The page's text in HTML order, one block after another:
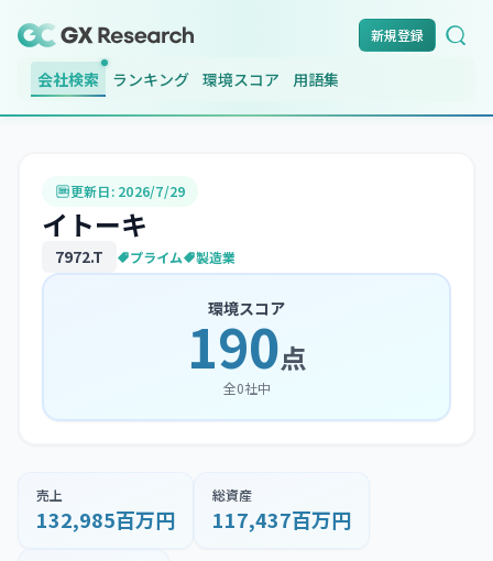
新規登録
会社検索 ランキング 環境スコア 用語集
更新日: 2026/7/29
イトーキ
7972.T プライム 製造業
環境スコア
190点
全0社中
売上
132,985百万円
総資産
117,437百万円